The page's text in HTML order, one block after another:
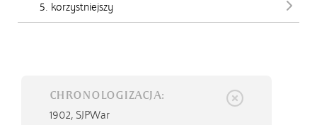
5. korzystniejszy
CHRONOLOGIZACJA:
1902, SJPWar